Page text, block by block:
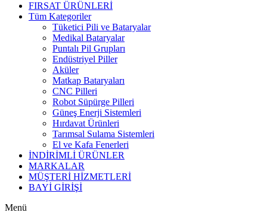
FIRSAT ÜRÜNLERİ
Tüm Kategoriler
Tüketici Pili ve Bataryalar
Medikal Bataryalar
Puntalı Pil Grupları
Endüstriyel Piller
Aküler
Matkap Bataryaları
CNC Pilleri
Robot Süpürge Pilleri
Güneş Enerji Sistemleri
Hırdavat Ürünleri
Tarımsal Sulama Sistemleri
El ve Kafa Fenerleri
İNDİRİMLİ ÜRÜNLER
MARKALAR
MÜŞTERİ HİZMETLERİ
BAYİ GİRİŞİ
Menü